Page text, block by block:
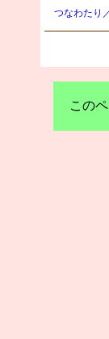
つなわたり
この